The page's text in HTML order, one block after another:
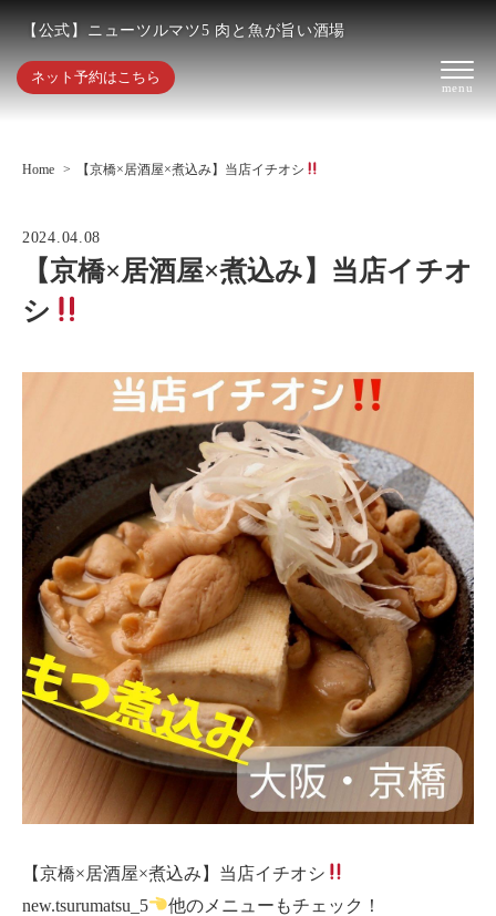
【公式】ニューツルマツ5 肉と魚が旨い酒場
ネット予約はこちら
Home 【京橋×居酒屋×煮込み】当店イチオシ
2024.04.08
【京橋×居酒屋×煮込み】当店イチオ
シ
【京橋×居酒屋×煮込み】当店イチオシ
new.tsurumatsu_5
他のメニューもチェック！